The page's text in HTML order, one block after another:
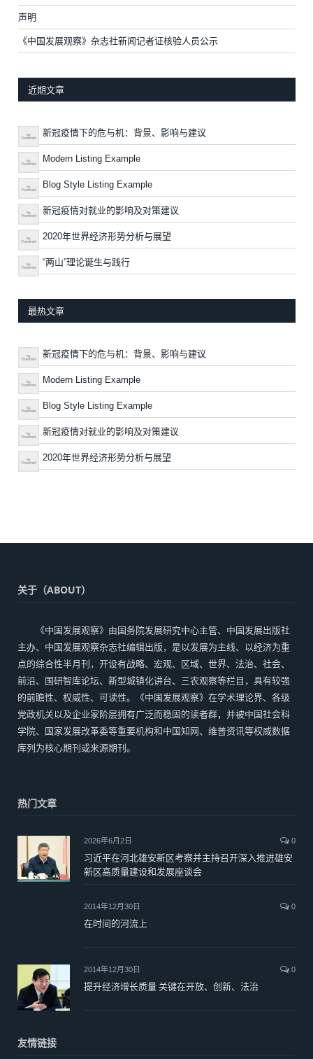
声明
《中国发展观察》杂志社新闻记者证核验人员公示
近期文章
新冠疫情下的危与机：背景、影响与建议
Modern Listing Example
Blog Style Listing Example
新冠疫情对就业的影响及对策建议
2020年世界经济形势分析与展望
“两山”理论诞生与践行
最热文章
新冠疫情下的危与机：背景、影响与建议
Modern Listing Example
Blog Style Listing Example
新冠疫情对就业的影响及对策建议
2020年世界经济形势分析与展望
关于（ABOUT）
《中国发展观察》由国务院发展研究中心主管、中国发展出版社
主办、中国发展观察杂志社编辑出版，是以发展为主线、以经济为重
点的综合性半月刊，开设有战略、宏观、区域、世界、法治、社会、
前沿、国研智库论坛、新型城镇化讲台、三农观察等栏目，具有较强
的前瞻性、权威性、可读性。《中国发展观察》在学术理论界、各级
党政机关以及企业家阶层拥有广泛而稳固的读者群，并被中国社会科
学院、国家发展改革委等重要机构和中国知网、维普资讯等权威数据
库列为核心期刊或来源期刊。
热门文章
2026年6月2日 0
习近平在河北雄安新区考察并主持召开深入推进雄安
新区高质量建设和发展座谈会
2014年12月30日 0
在时间的河流上
2014年12月30日 0
提升经济增长质量 关键在开放、创新、法治
友情链接